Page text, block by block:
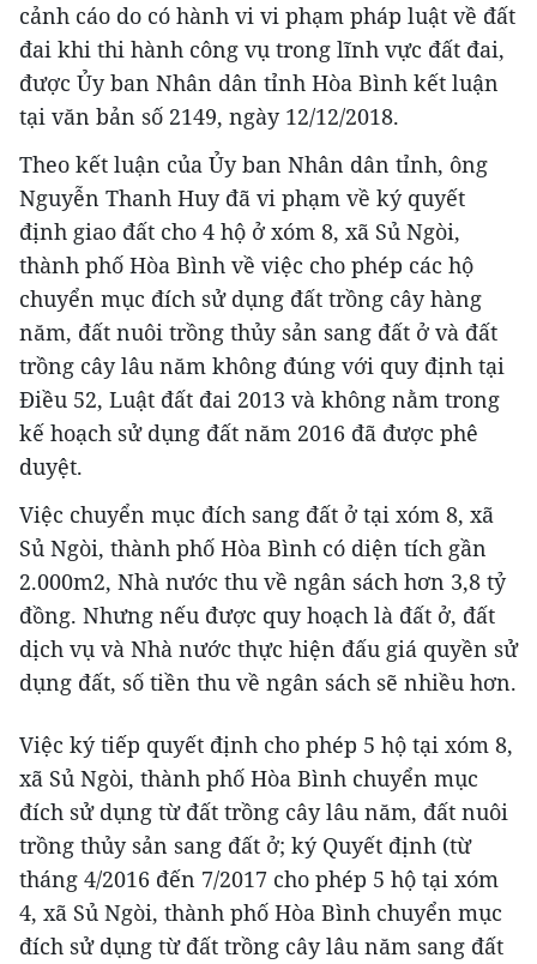
cảnh cáo do có hành vi vi phạm pháp luật về đất
đai khi thi hành công vụ trong lĩnh vực đất đai,
được Ủy ban Nhân dân tỉnh Hòa Bình kết luận
tại văn bản số 2149, ngày 12/12/2018.
Theo kết luận của Ủy ban Nhân dân tỉnh, ông
Nguyễn Thanh Huy đã vi phạm về ký quyết
định giao đất cho 4 hộ ở xóm 8, xã Sủ Ngòi,
thành phố Hòa Bình về việc cho phép các hộ
chuyển mục đích sử dụng đất trồng cây hàng
năm, đất nuôi trồng thủy sản sang đất ở và đất
trồng cây lâu năm không đúng với quy định tại
Điều 52, Luật đất đai 2013 và không nằm trong
kế hoạch sử dụng đất năm 2016 đã được phê
duyệt.
Việc chuyển mục đích sang đất ở tại xóm 8, xã
Sủ Ngòi, thành phố Hòa Bình có diện tích gần
2.000m2, Nhà nước thu về ngân sách hơn 3,8 tỷ
đồng. Nhưng nếu được quy hoạch là đất ở, đất
dịch vụ và Nhà nước thực hiện đấu giá quyền sử
dụng đất, số tiền thu về ngân sách sẽ nhiều hơn.
Việc ký tiếp quyết định cho phép 5 hộ tại xóm 8,
xã Sủ Ngòi, thành phố Hòa Bình chuyển mục
đích sử dụng từ đất trồng cây lâu năm, đất nuôi
trồng thủy sản sang đất ở; ký Quyết định (từ
tháng 4/2016 đến 7/2017 cho phép 5 hộ tại xóm
4, xã Sủ Ngòi, thành phố Hòa Bình chuyển mục
đích sử dụng từ đất trồng cây lâu năm sang đất